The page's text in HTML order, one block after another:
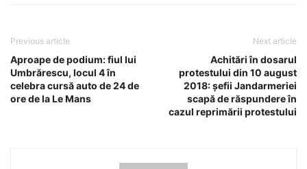
Previous article
Aproape de podium: fiul lui
Umbrărescu, locul 4 în
celebra cursă auto de 24 de
ore de la Le Mans
Next article
Achitări în dosarul
protestului din 10 august
2018: șefii Jandarmeriei
scapă de răspundere în
cazul reprimării protestului